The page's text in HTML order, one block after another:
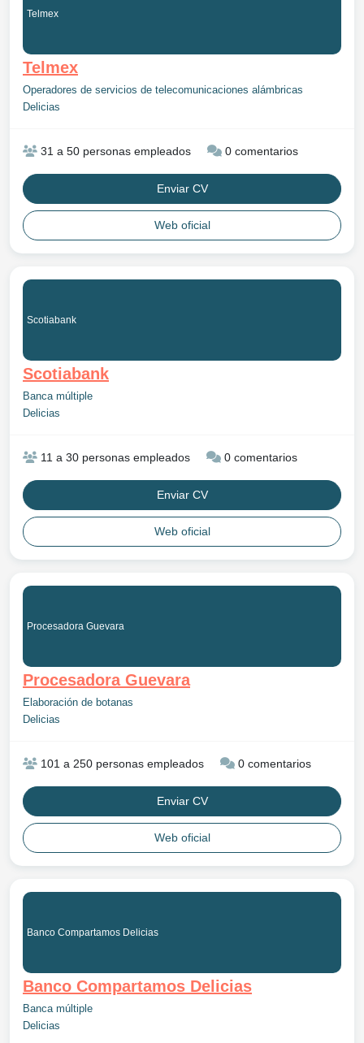
Telmex
Telmex
Operadores de servicios de telecomunicaciones alámbricas
Delicias
31 a 50 personas empleados 0 comentarios
Enviar CV
Web oficial
Scotiabank
Scotiabank
Banca múltiple
Delicias
11 a 30 personas empleados 0 comentarios
Enviar CV
Web oficial
Procesadora Guevara
Procesadora Guevara
Elaboración de botanas
Delicias
101 a 250 personas empleados 0 comentarios
Enviar CV
Web oficial
Banco Compartamos Delicias
Banco Compartamos Delicias
Banca múltiple
Delicias